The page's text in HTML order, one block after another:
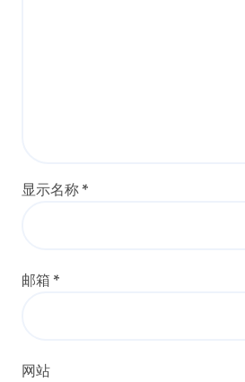
显示名称 *
邮箱 *
网站